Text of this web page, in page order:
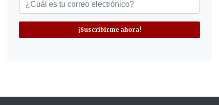
¡Suscribirme ahora!